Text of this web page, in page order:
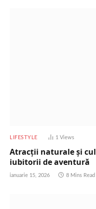
LIFESTYLE 1 Views
Atracții naturale și
iubitorii de aventură
ianuarie 15, 2026 8 Mins Read